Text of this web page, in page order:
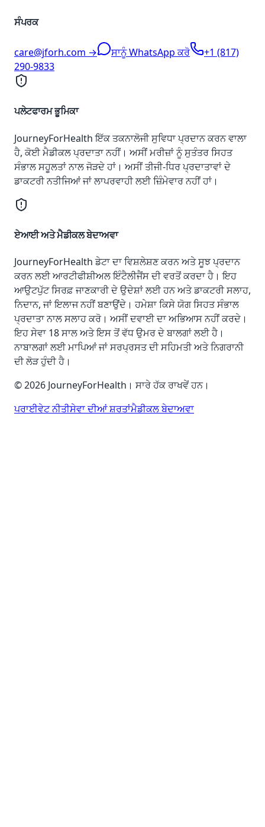
ਸੰਪਰਕ
care@jforh.com → ਸਾਨੂੰ WhatsApp ਕਰੋ
+1 (817)
290-9833
ਪਲੇਟਫਾਰਮ ਭੂਮਿਕਾ
JourneyForHealth ਇੱਕ ਤਕਨਾਲੋਜੀ ਸੁਵਿਧਾ ਪ੍ਰਦਾਨ ਕਰਨ ਵਾਲਾ
ਹੈ, ਕੋਈ ਮੈਡੀਕਲ ਪ੍ਰਦਾਤਾ ਨਹੀਂ। ਅਸੀਂ ਮਰੀਜ਼ਾਂ ਨੂੰ ਸੁਤੰਤਰ ਸਿਹਤ
ਸੰਭਾਲ ਸਹੂਲਤਾਂ ਨਾਲ ਜੋੜਦੇ ਹਾਂ। ਅਸੀਂ ਤੀਜੀ-ਧਿਰ ਪ੍ਰਦਾਤਾਵਾਂ ਦੇ
ਡਾਕਟਰੀ ਨਤੀਜਿਆਂ ਜਾਂ ਲਾਪਰਵਾਹੀ ਲਈ ਜ਼ਿੰਮੇਵਾਰ ਨਹੀਂ ਹਾਂ।
ਏਆਈ ਅਤੇ ਮੈਡੀਕਲ ਬੇਦਾਅਵਾ
JourneyForHealth ਡੇਟਾ ਦਾ ਵਿਸ਼ਲੇਸ਼ਣ ਕਰਨ ਅਤੇ ਸੂਝ ਪ੍ਰਦਾਨ
ਕਰਨ ਲਈ ਆਰਟੀਫੀਸ਼ੀਅਲ ਇੰਟੈਲੀਜੈਂਸ ਦੀ ਵਰਤੋਂ ਕਰਦਾ ਹੈ। ਇਹ
ਆਉਟਪੁੱਟ ਸਿਰਫ਼ ਜਾਣਕਾਰੀ ਦੇ ਉਦੇਸ਼ਾਂ ਲਈ ਹਨ ਅਤੇ ਡਾਕਟਰੀ ਸਲਾਹ,
ਨਿਦਾਨ, ਜਾਂ ਇਲਾਜ ਨਹੀਂ ਬਣਾਉਂਦੇ। ਹਮੇਸ਼ਾ ਕਿਸੇ ਯੋਗ ਸਿਹਤ ਸੰਭਾਲ
ਪ੍ਰਦਾਤਾ ਨਾਲ ਸਲਾਹ ਕਰੋ। ਅਸੀਂ ਦਵਾਈ ਦਾ ਅਭਿਆਸ ਨਹੀਂ ਕਰਦੇ।
ਇਹ ਸੇਵਾ 18 ਸਾਲ ਅਤੇ ਇਸ ਤੋਂ ਵੱਧ ਉਮਰ ਦੇ ਬਾਲਗਾਂ ਲਈ ਹੈ।
ਨਾਬਾਲਗਾਂ ਲਈ ਮਾਪਿਆਂ ਜਾਂ ਸਰਪ੍ਰਸਤ ਦੀ ਸਹਿਮਤੀ ਅਤੇ ਨਿਗਰਾਨੀ
ਦੀ ਲੋੜ ਹੁੰਦੀ ਹੈ।
© 2026 JourneyForHealth। ਸਾਰੇ ਹੱਕ ਰਾਖਵੇਂ ਹਨ।
ਪਰਾਈਵੇਟ ਨੀਤੀਸੇਵਾ ਦੀਆਂ ਸ਼ਰਤਾਂਮੈਡੀਕਲ ਬੇਦਾਅਵਾ